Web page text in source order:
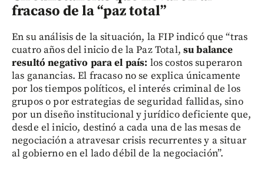
fracaso de la “paz total”
En su análisis de la situación, la FIP indicó que “tras
cuatro años del inicio de la Paz Total, su balance
resultó negativo para el país: los costos superaron
las ganancias. El fracaso no se explica únicamente
por los tiempos políticos, el interés criminal de los
grupos o por estrategias de seguridad fallidas, sino
por un diseño institucional y jurídico deficiente que,
desde el inicio, destinó a cada una de las mesas de
negociación a atravesar crisis recurrentes y a situar
al gobierno en el lado débil de la negociación”.